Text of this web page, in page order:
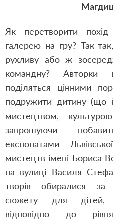
Як перетворити
галерею на гру? Так-
рухливу або ж
командну? Авторки
поділяться цінними
подружити дитину (що
мистецтвом,
запрошуючи
експонатами
мистецтв імені Бориса
на вулиці Василя
творів обиралися за
сюжету для дітей,
відповідно до